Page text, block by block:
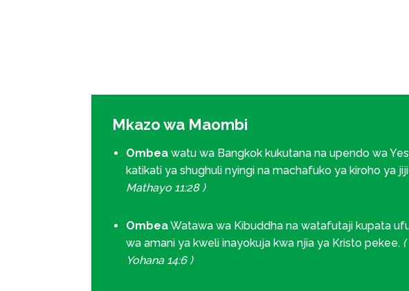
Mkazo wa Maombi
Ombea watu wa Bangkok kukutana na upendo wa
katikati ya shughuli nyingi na machafuko ya kiroho ya
Mathayo 11:28 )
OmbeaWatawa wa Kibuddha na watafutaji kupata
wa amani ya kweli inayokuja kwa njia ya Kristo pekee. (
Yohana 14:6 )